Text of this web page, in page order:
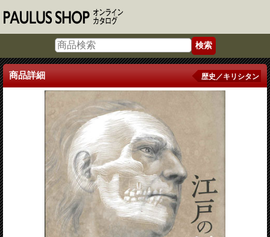
商品詳細 歴史／キリシタン